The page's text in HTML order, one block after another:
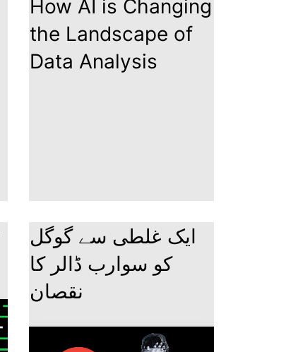
How AI is Changing
the Landscape of
Data Analysis
ایک غلطی سے گوگل
کو سوارب ڈالر کا
نقصان